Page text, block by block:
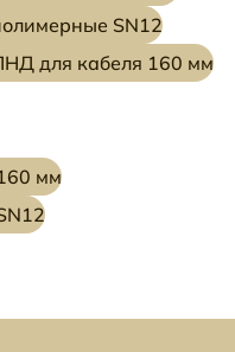
SN12
для кабеля 160 мм
мм